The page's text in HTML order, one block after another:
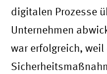
digitalen Prozesse
Unternehmen
war erfolgreich,